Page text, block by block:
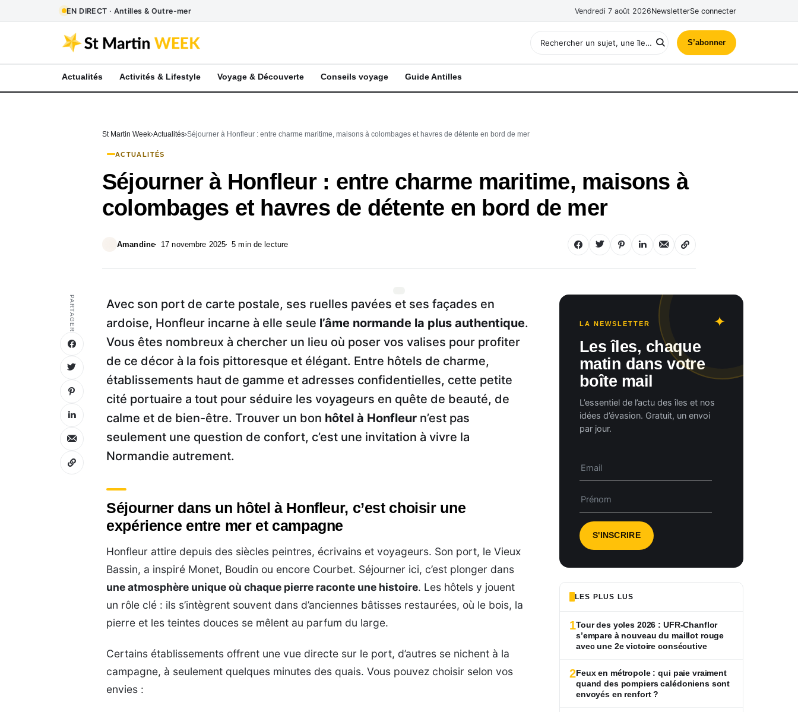
EN DIRECT · Antilles & Outre-mer Vendredi 7 août 2026NewsletterSe connecter
S’abonner
Actualités Activités & Lifestyle Voyage & Découverte Conseils voyage Guide Antilles
St Martin Week Actualités Séjourner à Honfleur : entre charme maritime, maisons à colombages et havres de détente en bord de mer
ACTUALITÉS
Séjourner à Honfleur : entre charme maritime, maisons à
colombages et havres de détente en bord de mer
Amandine 17 novembre 2025 5 min de lecture
PARTAGER
Avec son port de carte postale, ses ruelles pavées et ses façades en
ardoise, Honfleur incarne à elle seule l’âme normande la plus authentique.
Vous êtes nombreux à chercher un lieu où poser vos valises pour profiter
de ce décor à la fois pittoresque et élégant. Entre hôtels de charme,
établissements haut de gamme et adresses confidentielles, cette petite
cité portuaire a tout pour séduire les voyageurs en quête de beauté, de
calme et de bien-être. Trouver un bon hôtel à Honfleur n’est pas
seulement une question de confort, c’est une invitation à vivre la
Normandie autrement.
Séjourner dans un hôtel à Honfleur, c’est choisir une
expérience entre mer et campagne
Honfleur attire depuis des siècles peintres, écrivains et voyageurs. Son port, le Vieux
Bassin, a inspiré Monet, Boudin ou encore Courbet. Séjourner ici, c’est plonger dans
une atmosphère unique où chaque pierre raconte une histoire. Les hôtels y jouent
un rôle clé : ils s’intègrent souvent dans d’anciennes bâtisses restaurées, où le bois, la
pierre et les teintes douces se mêlent au parfum du large.
Certains établissements offrent une vue directe sur le port, d’autres se nichent à la
campagne, à seulement quelques minutes des quais. Vous pouvez choisir selon vos
envies :
LA NEWSLETTER
Les îles, chaque
matin dans votre
boîte mail
L’essentiel de l’actu des îles et nos
idées d’évasion. Gratuit, un envoi
par jour.
LES PLUS LUS
1Tour des yoles 2026 : UFR-Chanflor
s’empare à nouveau du maillot rouge
avec une 2e victoire consécutive
2Feux en métropole : qui paie vraiment
quand des pompiers calédoniens sont
envoyés en renfort ?